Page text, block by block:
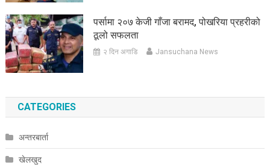
पर्सामा २०७ केजी गाँजा बरामद, पोखरिया प्रहरीको
ठूलो सफलता
२ दिन अगाडि Jansuchana News
CATEGORIES
अन्तरबार्ता
खेलखुद